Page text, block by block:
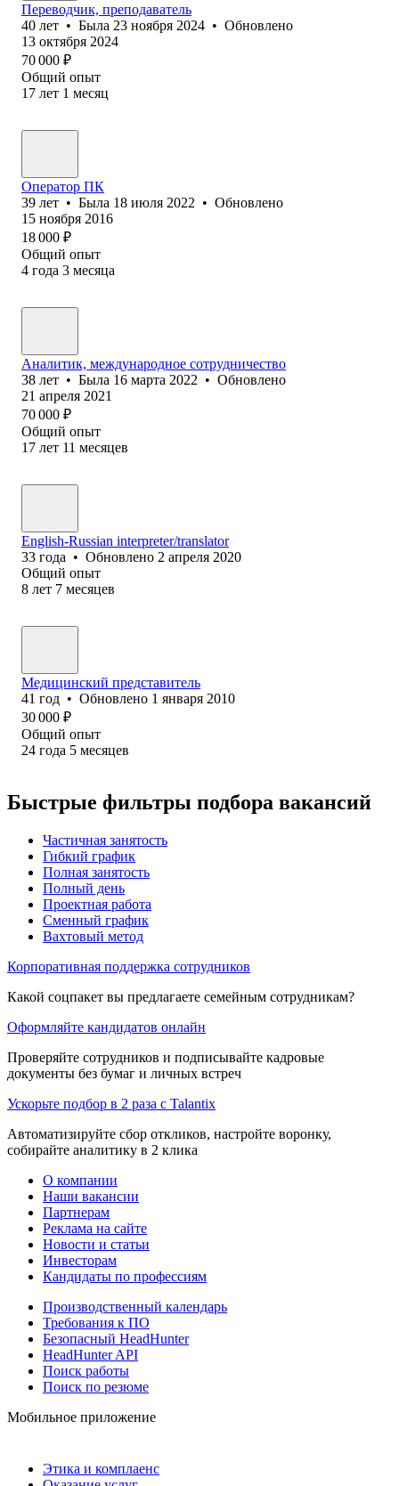
Переводчик, преподаватель
40 лет • Была 23 ноября 2024 • Обновлено
13 октября 2024
70 000 ₽
Общий опыт
17 лет 1 месяц
Оператор ПК
39 лет • Была 18 июля 2022 • Обновлено
15 ноября 2016
18 000 ₽
Общий опыт
4 года 3 месяца
Аналитик, международное сотрудничество
38 лет • Была 16 марта 2022 • Обновлено
21 апреля 2021
70 000 ₽
Общий опыт
17 лет 11 месяцев
English-Russian interpreter/translator
33 года • Обновлено 2 апреля 2020
Общий опыт
8 лет 7 месяцев
Медицинский представитель
41 год • Обновлено 1 января 2010
30 000 ₽
Общий опыт
24 года 5 месяцев
Быстрые фильтры подбора вакансий
Частичная занятость
Гибкий график
Полная занятость
Полный день
Проектная работа
Сменный график
Вахтовый метод
Корпоративная поддержка сотрудников
Какой соцпакет вы предлагаете семейным сотрудникам?
Оформляйте кандидатов онлайн
Проверяйте сотрудников и подписывайте кадровые
документы без бумаг и личных встреч
Ускорьте подбор в 2 раза с Talantix
Автоматизируйте сбор откликов, настройте воронку,
собирайте аналитику в 2 клика
О компании
Наши вакансии
Партнерам
Реклама на сайте
Новости и статьи
Инвесторам
Кандидаты по профессиям
Производственный календарь
Требования к ПО
Безопасный HeadHunter
HeadHunter API
Поиск работы
Поиск по резюме
Мобильное приложение
Этика и комплаенс